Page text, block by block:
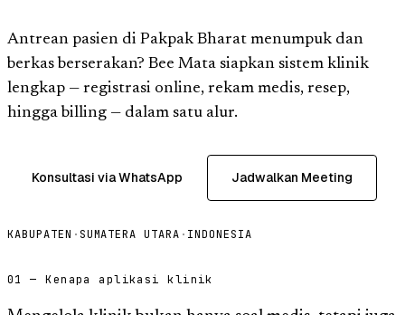
Antrean pasien di Pakpak Bharat menumpuk dan
berkas berserakan? Bee Mata siapkan sistem klinik
lengkap — registrasi online, rekam medis, resep,
hingga billing — dalam satu alur.
Konsultasi via WhatsApp Jadwalkan Meeting
KABUPATEN · SUMATERA UTARA · INDONESIA
01 — Kenapa aplikasi klinik